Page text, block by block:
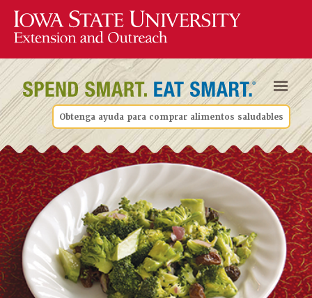
Obtenga ayuda para comprar alimentos saludables